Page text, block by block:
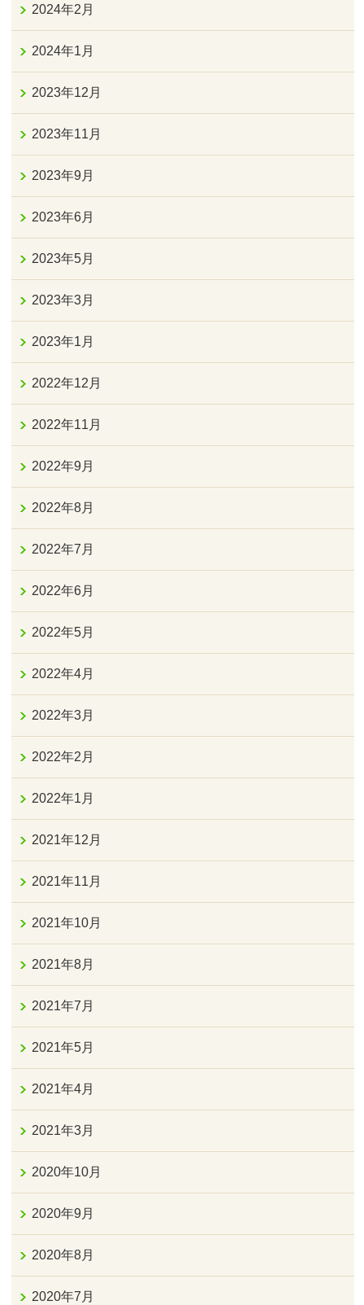
2024年2月
2024年1月
2023年12月
2023年11月
2023年9月
2023年6月
2023年5月
2023年3月
2023年1月
2022年12月
2022年11月
2022年9月
2022年8月
2022年7月
2022年6月
2022年5月
2022年4月
2022年3月
2022年2月
2022年1月
2021年12月
2021年11月
2021年10月
2021年8月
2021年7月
2021年5月
2021年4月
2021年3月
2020年10月
2020年9月
2020年8月
2020年7月